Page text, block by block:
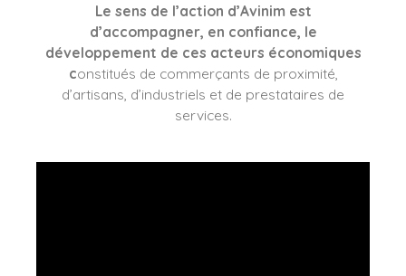
Le sens de l’action d’Avinim est
d’accompagner, en confiance, le
développement de ces acteurs économiques
constitués de commerçants de proximité,
d’artisans, d’industriels et de prestataires de
services.